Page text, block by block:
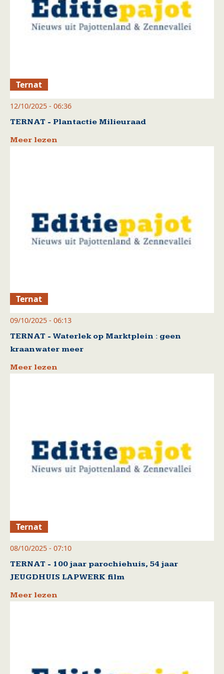
Ternat
12/10/2025 - 06:36
TERNAT - Plantactie Milieuraad
Meer lezen
Ternat
09/10/2025 - 06:13
TERNAT - Waterlek op Marktplein : geen
kraanwater meer
Meer lezen
Ternat
08/10/2025 - 07:10
TERNAT - 100 jaar parochiehuis, 54 jaar
JEUGDHUIS LAPWERK film
Meer lezen